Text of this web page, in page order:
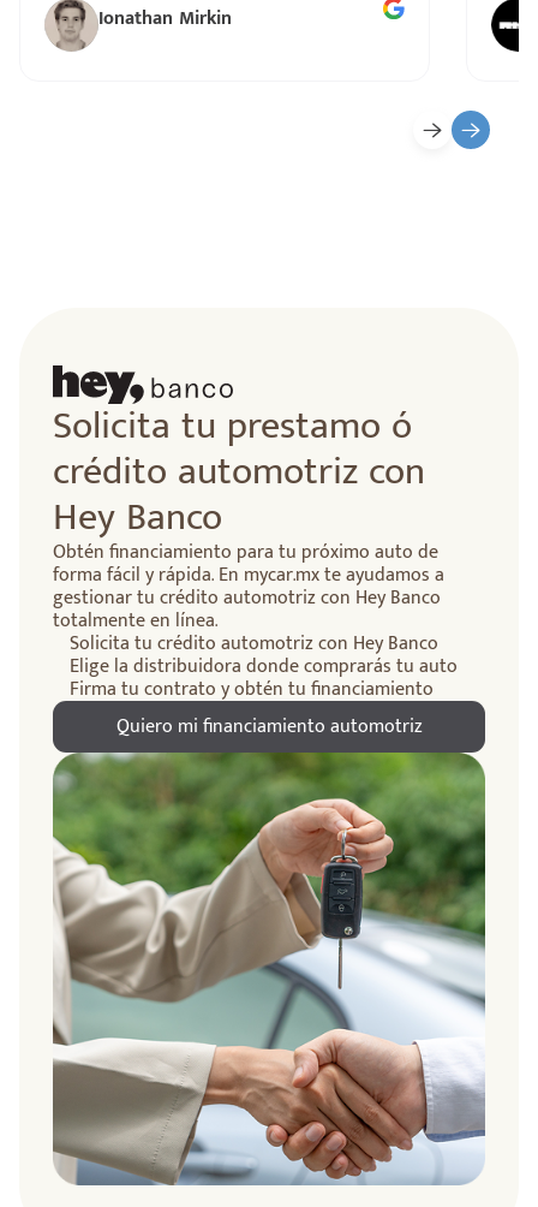
Ionathan Mirkin
Solicita tu prestamo ó
crédito automotriz con
Hey Banco
Obtén financiamiento para tu próximo auto de
forma fácil y rápida. En mycar.mx te ayudamos a
gestionar tu crédito automotriz con Hey Banco
totalmente en línea.
Solicita tu crédito automotriz con Hey Banco
Elige la distribuidora donde comprarás tu auto
Firma tu contrato y obtén tu financiamiento
Quiero mi financiamiento automotriz